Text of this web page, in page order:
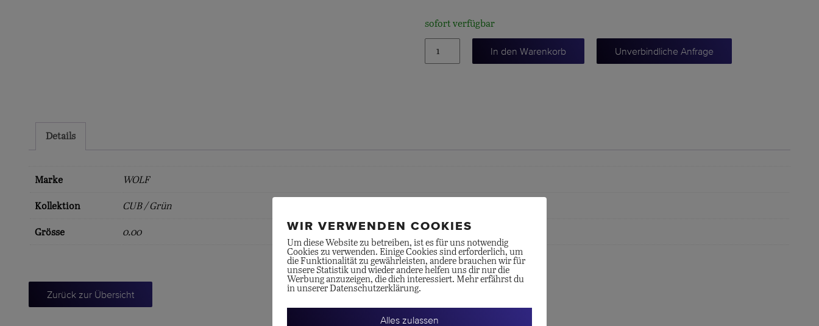
sofort verfügbar
UHRENBEWEGER
In den Warenkorb Unverbindliche Anfrage
Details
Marke WOLF
Kollektion CUB / Grün
Grösse 0.00
Zurück zur Übersicht
WIR VERWENDEN COOKIES
Um diese Website zu betreiben, ist es für uns notwendig
Cookies zu verwenden. Einige Cookies sind erforderlich, um
die Funktionalität zu gewährleisten, andere brauchen wir für
unsere Statistik und wieder andere helfen uns dir nur die
Werbung anzuzeigen, die dich interessiert. Mehr erfährst du
in unserer Datenschutzerklärung.
Alles zulassen